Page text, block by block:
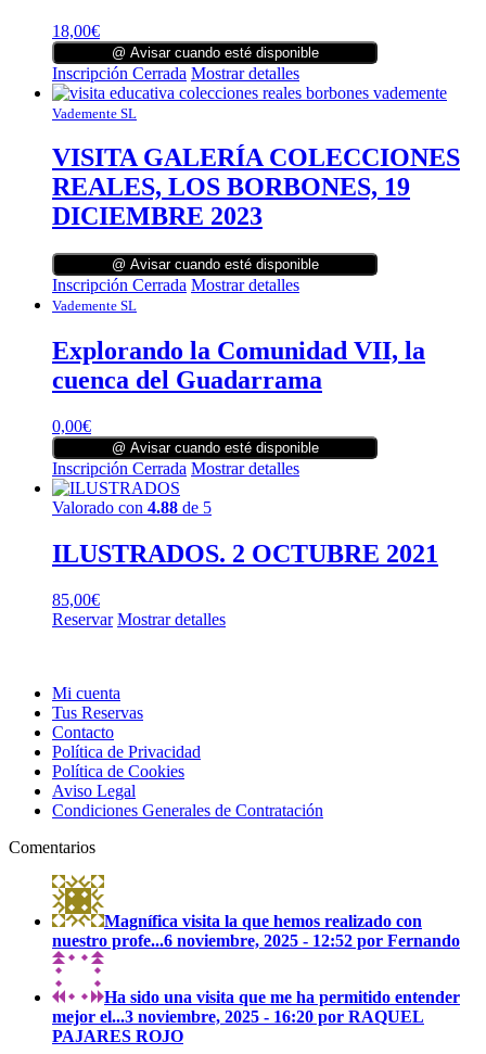
18,00€
@ Avisar cuando esté disponible
Inscripción Cerrada Mostrar detalles
Vademente SL
VISITA GALERÍA COLECCIONES
REALES, LOS BORBONES, 19
DICIEMBRE 2023
@ Avisar cuando esté disponible
Inscripción Cerrada Mostrar detalles
Vademente SL
Explorando la Comunidad VII, la
cuenca del Guadarrama
0,00€
@ Avisar cuando esté disponible
Inscripción Cerrada Mostrar detalles
Valorado con 4.88 de 5
ILUSTRADOS. 2 OCTUBRE 2021
85,00€
Reservar Mostrar detalles
Mi cuenta
Tus Reservas
Contacto
Política de Privacidad
Política de Cookies
Aviso Legal
Condiciones Generales de Contratación
Comentarios
Magnífica visita la que hemos realizado con
nuestro profe...6 noviembre, 2025 - 12:52 por Fernando
Ha sido una visita que me ha permitido entender
mejor el...3 noviembre, 2025 - 16:20 por RAQUEL
PAJARES ROJO